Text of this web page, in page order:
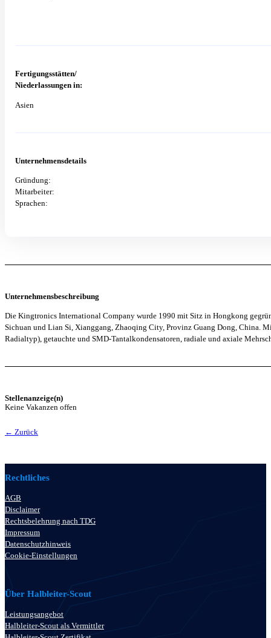
Fertigungsstätten/
Niederlassungen in:
Asien
Unternehmensdetails
Gründung:
Mitarbeiter:
Sprachen:
Unternehmensbeschreibung
Die Kingtronics International Company wurde 1990 mit Sitz in Hongkong
Sichuan und Lian Si, Xianggang, Zhaoqing City, Provinz Guang Dong, China.
Radialtyp), getauchte und SMD-Tantalkondensatoren, radiale und axiale
Stellenanzeige(n)
Keine Vakanzen offen
← Zurück
Rechtliches
AGB
Disclaimer
Rechtsbelehrung nach TDG
Impressum
Datenschutzhinweis
Cookie-Einstellungen
Über Halbleiter-Scout
Leistungsangebot
Halbleiter-Scout als Vermittler